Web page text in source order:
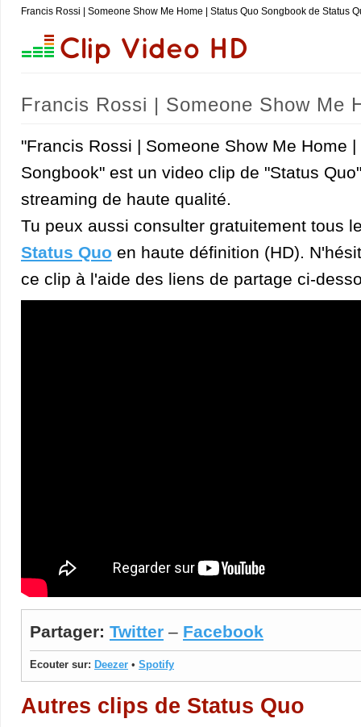
Francis Rossi | Someone Show Me Home | Status Quo Songbook de Status
Francis Rossi | Someone Show Me
"Francis Rossi | Someone Show Me Home
Songbook" est un video clip de "Status
streaming de haute qualité.
Tu peux aussi consulter gratuitement tous
Status Quo en haute définition (HD).
ce clip à l'aide des liens de partage ci-
Partager: Twitter – Facebook
Ecouter sur: Deezer • Spotify
Autres clips de Status Quo